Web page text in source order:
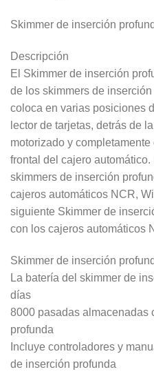
Skimmer de inserción
Descripción
El Skimmer de inserción
de los skimmers de
coloca en varias posiciones
lector de tarjetas, detrás de
motorizado y
frontal del cajero
skimmers de inserción
cajeros automáticos NCR,
siguiente Skimmer de
con los cajeros automáticos
Skimmer de inserción
La batería del skimmer de
días
8000 pasadas almacenadas
profunda
Incluye controladores y
de inserción profunda